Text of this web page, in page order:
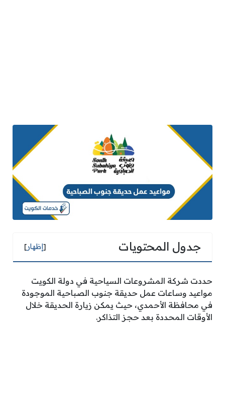
جدول المحتويات [إظهار]
حددت شركة المشروعات السياحية في دولة الكويت
مواعيد وساعات عمل حديقة جنوب الصباحية الموجودة
في محافظة الأحمدي، حيث يمكن زيارة الحديقة خلال
الأوقات المحددة بعد حجز التذاكر.